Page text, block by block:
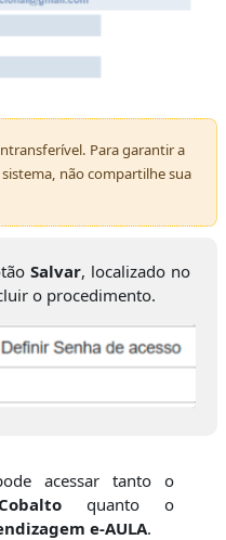
Para garantir a
não compartilhe sua
Salvar, localizado no
o procedimento.
acessar tanto o
quanto o
e-AULA.